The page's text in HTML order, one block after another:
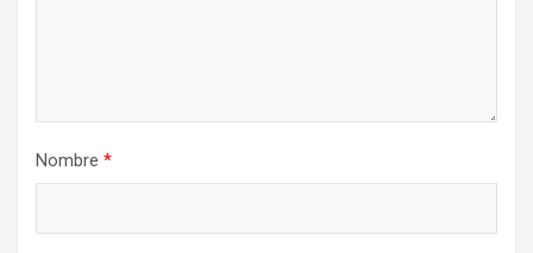
Nombre *